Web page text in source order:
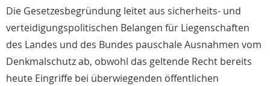
Die Gesetzesbegründung leitet aus sicherheits- und
verteidigungspolitischen Belangen für Liegenschaften
des Landes und des Bundes pauschale Ausnahmen vom
Denkmalschutz ab, obwohl das geltende Recht bereits
heute Eingriffe bei überwiegenden öffentlichen